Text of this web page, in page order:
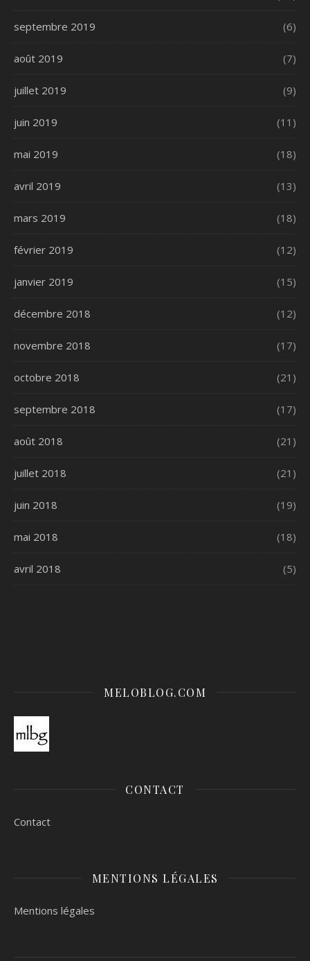
septembre 2019 (6)
août 2019 (7)
juillet 2019 (9)
juin 2019 (11)
mai 2019 (18)
avril 2019 (13)
mars 2019 (18)
février 2019 (12)
janvier 2019 (15)
décembre 2018 (12)
novembre 2018 (17)
octobre 2018 (21)
septembre 2018 (17)
août 2018 (21)
juillet 2018 (21)
juin 2018 (19)
mai 2018 (18)
avril 2018 (5)
MELOBLOG.COM
CONTACT
Contact
MENTIONS LÉGALES
Mentions légales